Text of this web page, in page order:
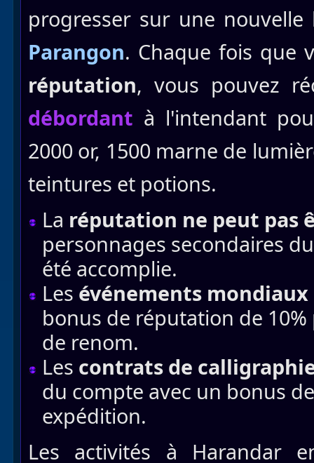
progresser sur une
Parangon. Chaque fois que
réputation, vous pouvez
débordant à l'intendant
2000 or, 1500 marne de
teintures et potions.
La réputation ne peut pas
personnages secondaires
été accomplie.
Les événements
bonus de réputation de
de renom.
Les contrats de
du compte avec un bonus
expédition.
Les activités à Harandar